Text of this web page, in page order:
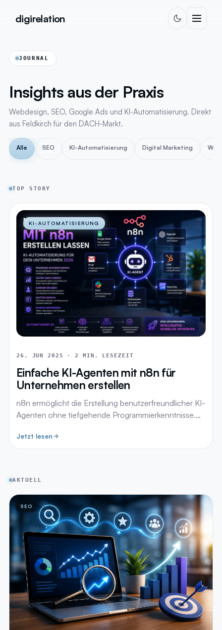
digirelation
JOURNAL
Insights aus der Praxis
Webdesign, SEO, Google Ads und KI-Automatisierung. Direkt
aus Feldkirch für den DACH-Markt.
Alle SEO KI-Automatisierung Digital Marketing
TOP STORY
KI-AUTOMATISIERUNG
26. JUN 2025 · 2 MIN. LESEZEIT
Einfache KI-Agenten mit n8n für
Unternehmen erstellen
n8n ermöglicht die Erstellung benutzerfreundlicher KI-
Agenten ohne tiefgehende Programmierkenntnisse.…
Jetzt lesen
AKTUELL
SEO